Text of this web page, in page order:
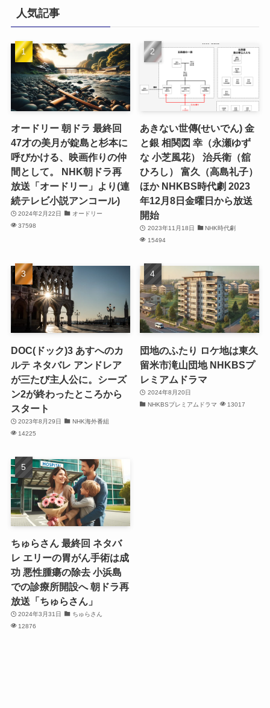
人気記事
オードリー 朝ドラ 最終回
47才の美月が錠島と杉本に
呼びかける、映画作りの仲
間として。 NHK朝ドラ再
放送「オードリー」より(連
続テレビ小説アンコール)
2024年2月22日
オードリー
37598
あきない世傳(せいでん) 金
と銀 相関図 幸（永瀬ゆず
な 小芝風花） 治兵衛（舘
ひろし） 富久（高島礼子）
ほか NHKBS時代劇 2023
年12月8日金曜日から放送
開始
2023年11月18日
NHK時代劇
15494
DOC(ドック)3 あすへのカ
ルテ ネタバレ アンドレア
が三たび主人公に。シーズ
ン2が終わったところから
スタート
2023年8月29日
NHK海外番組
14225
団地のふたり ロケ地は東久
留米市滝山団地 NHKBSプ
レミアムドラマ
2024年8月20日
NHKBSプレミアムドラマ
13017
ちゅらさん 最終回 ネタバ
レ エリーの胃がん手術は成
功 悪性腫瘍の除去 小浜島
での診療所開設へ 朝ドラ再
放送「ちゅらさん」
2024年3月31日
ちゅらさん
12876